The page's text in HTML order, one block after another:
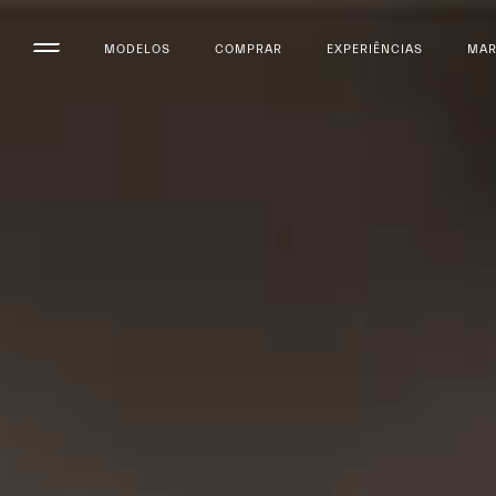
MODELOS COMPRAR EXPERIÊNCIAS